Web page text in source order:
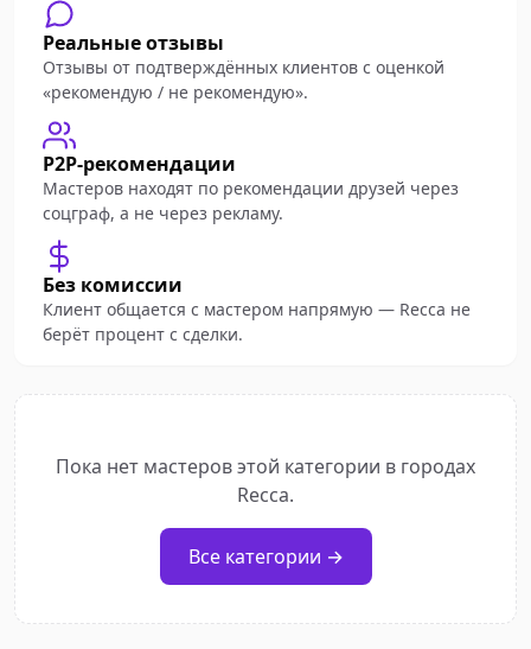
Реальные отзывы
Отзывы от подтверждённых клиентов с оценкой
«рекомендую / не рекомендую».
P2P-рекомендации
Мастеров находят по рекомендации друзей через
соцграф, а не через рекламу.
Без комиссии
Клиент общается с мастером напрямую — Recca не
берёт процент с сделки.
Пока нет мастеров этой категории в городах
Recca.
Все категории →